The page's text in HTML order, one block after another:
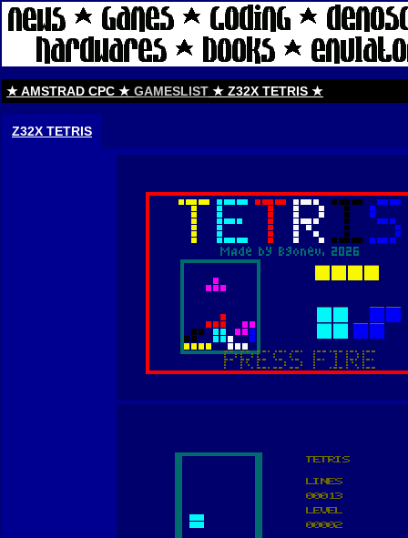
★ AMSTRAD CPC ★ GAMESLIST ★ Z32X TETRIS ★
Z32X TETRIS